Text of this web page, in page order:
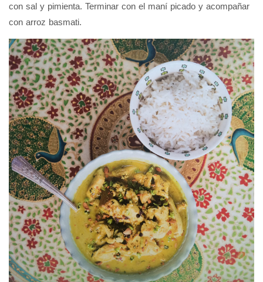
con sal y pimienta. Terminar con el maní picado y acompañar
con arroz basmati.